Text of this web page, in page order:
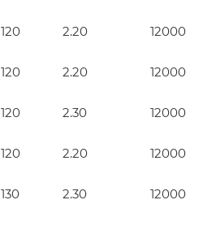
120 2.20 12000
120 2.20 12000
120 2.30 12000
120 2.20 12000
130 2.30 12000